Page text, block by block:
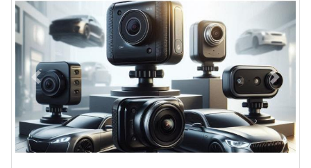
Previous Next